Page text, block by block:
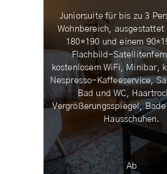
Juniorsuite für bis zu 3
Wohnbereich, ausgestattet
180*190 und einem
Flachbild-
kostenlosem WiFi, Minibar,
Nespresso-Kaffeeservice,
Bad und WC,
Vergrößerungsspiegel,
Hausschuhen.
Ab